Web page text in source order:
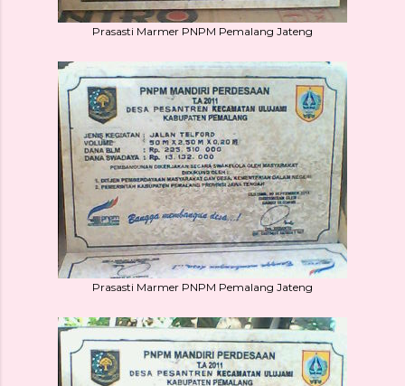
Prasasti Marmer PNPM Pemalang Jateng
Prasasti Marmer PNPM Pemalang Jateng